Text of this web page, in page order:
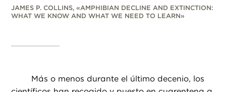
JAMES P. COLLINS, «AMPHIBIAN DECLINE AND EXTINCTION:
WHAT WE KNOW AND WHAT WE NEED TO LEARN»
Más o menos durante el último decenio, los